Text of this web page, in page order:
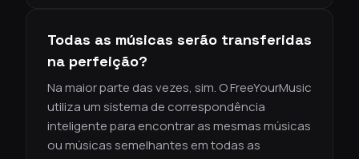
Todas as músicas serão transferidas
na perfeição?
Na maior parte das vezes, sim. O FreeYourMusic
utiliza um sistema de correspondência
inteligente para encontrar as mesmas músicas
ou músicas semelhantes em todas as